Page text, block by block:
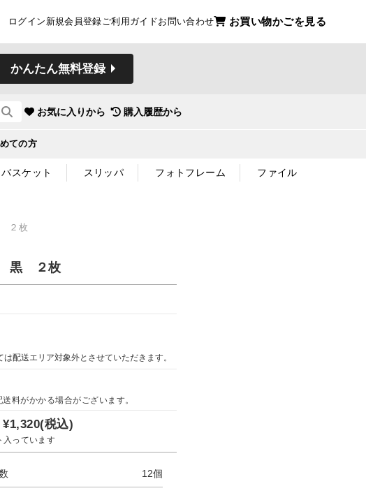
ログイン 新規会員登録ご利用ガイドお問い合わせ お買い物かごを見る
かんたん無料登録
お気に入りから 購入履歴から
ての方
バスケット スリッパ フォトフレーム ファイル
２枚
黒 ２枚
配送エリア対象外とさせていただきます。
料がかかる場合がございます。
¥1,320(税込)
入っています
12個